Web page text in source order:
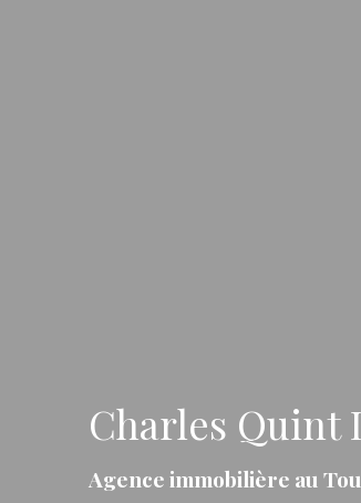
Charles Quint
Agence immobilière au